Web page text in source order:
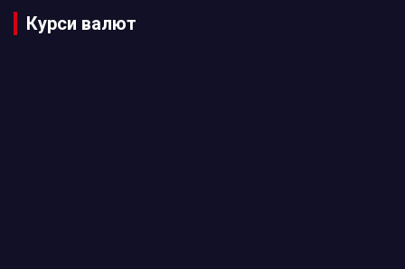
Курси валют